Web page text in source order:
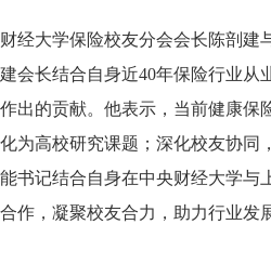
经大学保险校友分会会长陈剖建
会长结合自身近40年保险行业
出的贡献。他表示，当前健康保
为高校研究课题；深化校友协同
书记结合自身在中央财经大学与
作，凝聚校友合力，助力行业发